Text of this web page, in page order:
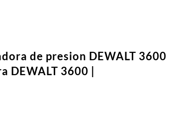
de presion DEWALT 3600
DEWALT 3600 |